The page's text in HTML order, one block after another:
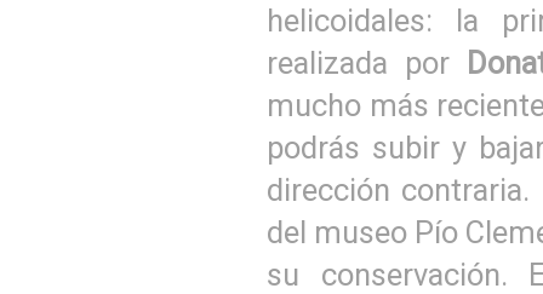
helicoidales: la
realizada por
mucho más
podrás subir y
dirección
del museo Pío
su conservación.